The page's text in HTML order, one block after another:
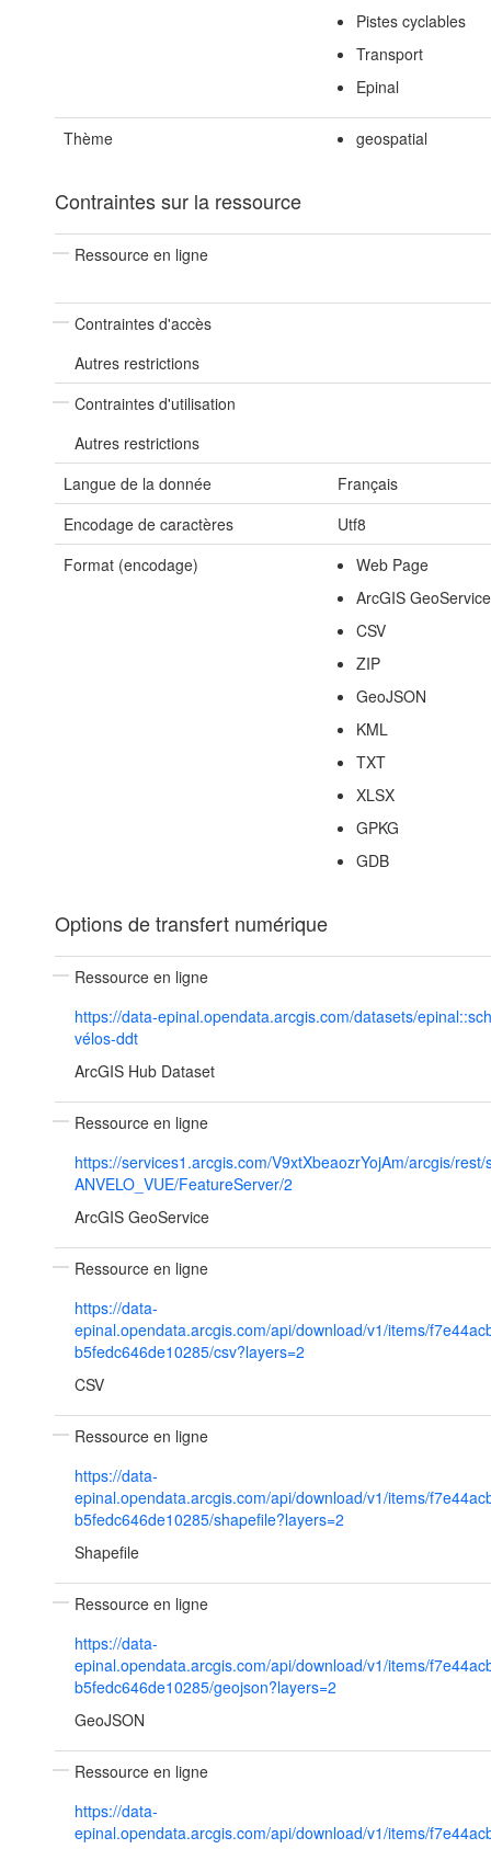
Pistes cyclables
Transport
Epinal
Thème geospatial
Contraintes sur la ressource
Ressource en ligne
Contraintes d'accès
Autres restrictions
Contraintes d'utilisation
Autres restrictions
Langue de la donnée
Français
Encodage de caractères
Utf8
Format (encodage)
Web Page
ArcGIS
CSV
ZIP
GeoJSON
KML
TXT
XLSX
GPKG
GDB
Options de transfert numérique
Ressource en ligne
https://data-epinal.opendata.arcgis.com/datasets/
vélos-ddt
ArcGIS Hub Dataset
Ressource en ligne
https://services1.arcgis.com/V9xtXbeaozrYojAm/arcgis/rest/
ANVELO_VUE/FeatureServer/2
ArcGIS GeoService
Ressource en ligne
https://data-
epinal.opendata.arcgis.com/api/download/v1/items/
b5fedc646de10285/csv?layers=2
CSV
Ressource en ligne
https://data-
epinal.opendata.arcgis.com/api/download/v1/items/
b5fedc646de10285/shapefile?layers=2
Shapefile
Ressource en ligne
https://data-
epinal.opendata.arcgis.com/api/download/v1/items/
b5fedc646de10285/geojson?layers=2
GeoJSON
Ressource en ligne
https://data-
epinal.opendata.arcgis.com/api/download/v1/items/